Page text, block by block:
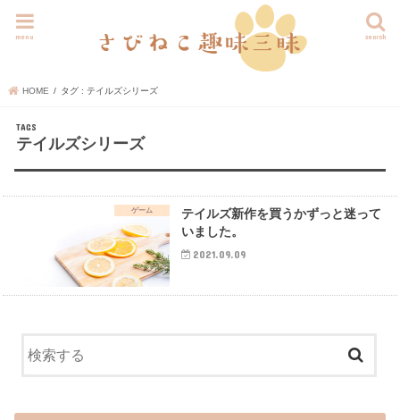
search
menu
HOME タグ : テイルズシリーズ
テイルズシリーズ
ゲーム
テイルズ新作を買うかずっと迷って
いました。
2021.09.09